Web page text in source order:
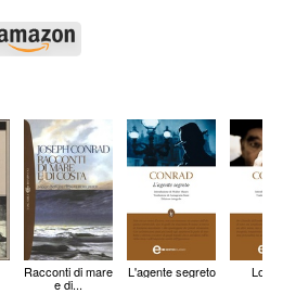
Racconti di mare
e di...
L'agente segreto Lord